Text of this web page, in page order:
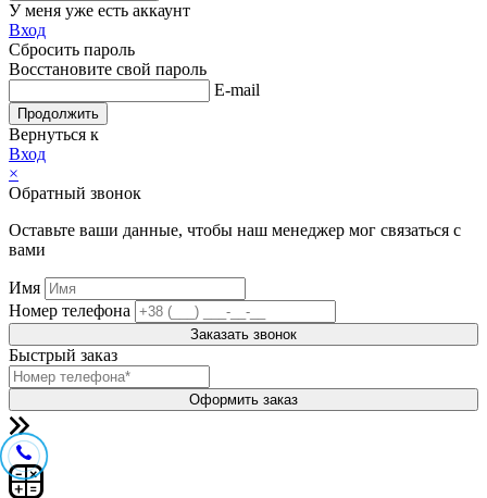
У меня уже есть аккаунт
Вход
Сбросить пароль
Восстановите свой пароль
E-mail
Продолжить
Вернуться к
Вход
×
Обратный звонок
Оставьте ваши данные, чтобы наш менеджер мог связаться с
вами
Имя
Номер телефона
Заказать звонок
Быстрый заказ
Оформить заказ